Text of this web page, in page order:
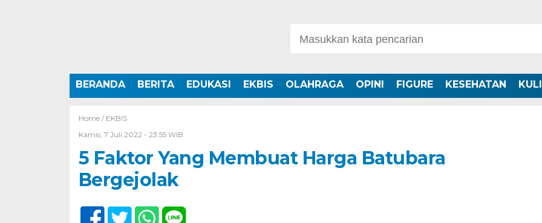
BERANDA BERITA EDUKASI EKBIS OLAHRAGA OPINI FIGURE KESEHATAN
Home / EKBIS
Kamis, 7 Juli 2022 - 23:55 WIB
5 Faktor Yang Membuat Harga Batubara
Bergejolak